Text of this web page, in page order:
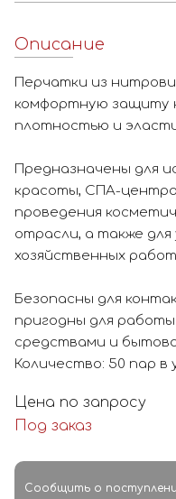
Описание
Перчатки из
комфортную защиту
плотностью и
Предназначены для
красоты, СПА-
проведения
отрасли, а также
хозяйственных
Безопасны для
пригодны для
средствами и
Количество: 50 пар в
Цена по запросу
Под заказ
Сообщить о